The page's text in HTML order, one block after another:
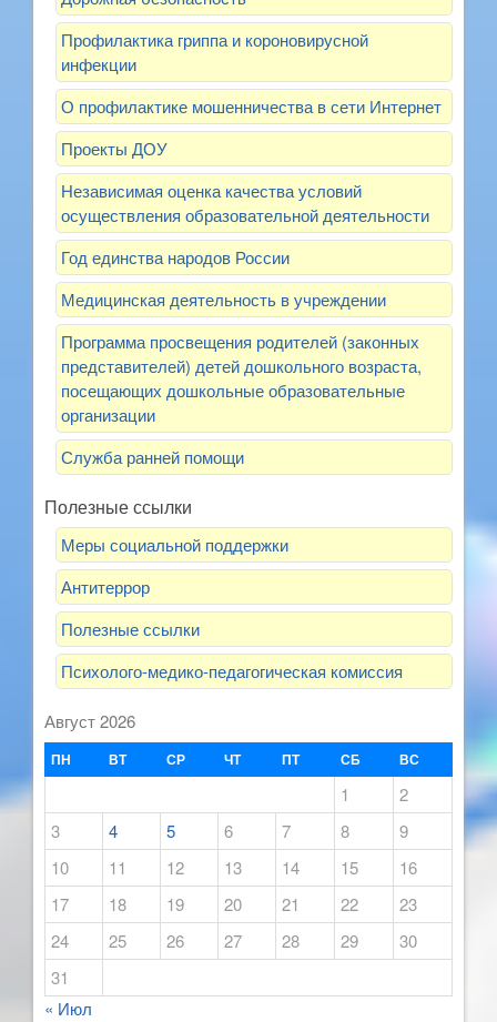
Профилактика гриппа и короновирусной
инфекции
О профилактике мошенничества в сети Интернет
Проекты ДОУ
Независимая оценка качества условий
осуществления образовательной деятельности
Год единства народов России
Медицинская деятельность в учреждении
Программа просвещения родителей (законных
представителей) детей дошкольного возраста,
посещающих дошкольные образовательные
организации
Служба ранней помощи
Полезные ссылки
Меры социальной поддержки
Антитеррор
Полезные ссылки
Психолого-медико-педагогическая комиссия
Август 2026
ПН ВТ СР ЧТ ПТ СБ ВС
1
2
3
4 5 6 7 8
9
10
11 12 13 14 15
16
17
18 19 20 21 22
23
24
25 26 27 28 29
30
31
« Июл